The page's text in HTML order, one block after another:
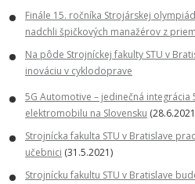
Finále 15. ročníka Strojárskej
nadchli špičkových manažérov z
Na pôde Strojníckej fakulty STU v
inováciu v cyklodoprave
5G Automotive – jedinečná
elektromobilu na Slovensku
Strojnícka fakulta STU v Bratislave
učebnici (31.5.2021)
Strojnícku fakultu STU v Bratislave